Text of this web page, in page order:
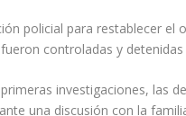
policial para restablecer
controladas y
investigaciones, las
una discusión con la